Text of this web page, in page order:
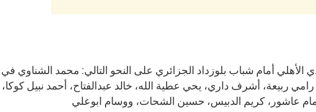
الأهلي أمام شباب بلوزداد الجزائري على النحو التالي: محمد الشناوي في
ربيعة، أشرف داري، يحي عطية الله، خالد عبدالفتاح، أحمد نبيل كوكا،
عاشور، كريم الدبيس، حسين الشحات، ووسام ابوعلي